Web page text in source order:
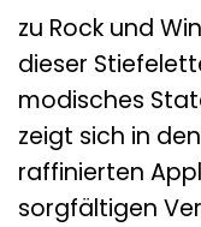
zu Rock und
dieser
modisches
zeigt sich in
raffinierten
sorgfältigen